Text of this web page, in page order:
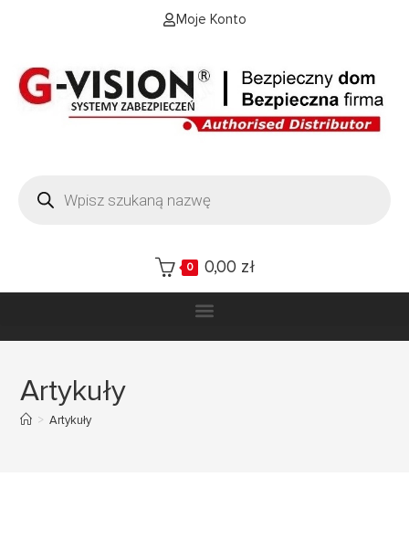
Moje Konto
0 0,00 zł
Artykuły
> Artykuły